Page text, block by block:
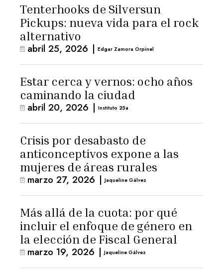
Tenterhooks de Silversun
Pickups: nueva vida para el rock
alternativo
abril 25, 2026 | Edgar Zamora Orpinel
Estar cerca y vernos: ocho años
caminando la ciudad
abril 20, 2026 | Instituto 25a
Crisis por desabasto de
anticonceptivos expone a las
mujeres de áreas rurales
marzo 27, 2026 | Jaqueline Gálvez
Más allá de la cuota: por qué
incluir el enfoque de género en
la elección de Fiscal General
marzo 19, 2026 | Jaqueline Gálvez